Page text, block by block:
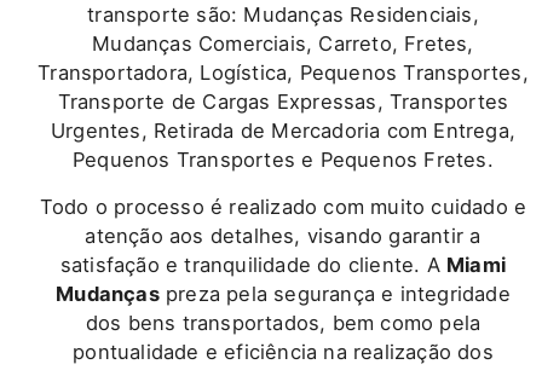
transporte são: Mudanças Residenciais,
Mudanças Comerciais, Carreto, Fretes,
Transportadora, Logística, Pequenos Transportes,
Transporte de Cargas Expressas, Transportes
Urgentes, Retirada de Mercadoria com Entrega,
Pequenos Transportes e Pequenos Fretes.
Todo o processo é realizado com muito cuidado e
atenção aos detalhes, visando garantir a
satisfação e tranquilidade do cliente. A Miami
Mudançaspreza pela segurança e integridade
dos bens transportados, bem como pela
pontualidade e eficiência na realização dos